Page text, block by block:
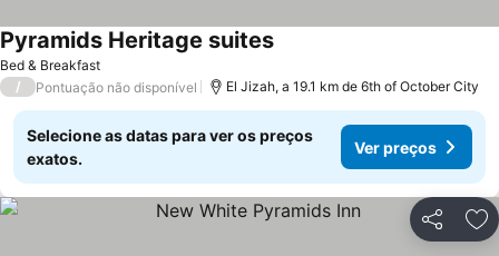
Bed & Breakfast
Pyramids Heritage suites
/ Pontuação não disponível El Jizah, a 19.1 km de 6th of October City
Selecione as datas para ver os preços
exatos.
Ver preços
Partilhar